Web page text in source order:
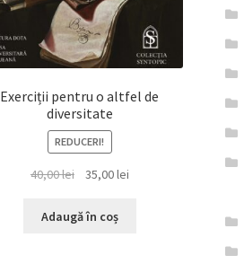
Exerciții pentru o altfel de
diversitate
REDUCERI!
40,00lei
Prețul
a
35,00leiPrețul
Adaugă în coș